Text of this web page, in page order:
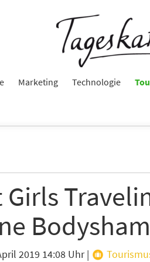
Marketing Technologie
Girls
2019 14:08 Uhr|